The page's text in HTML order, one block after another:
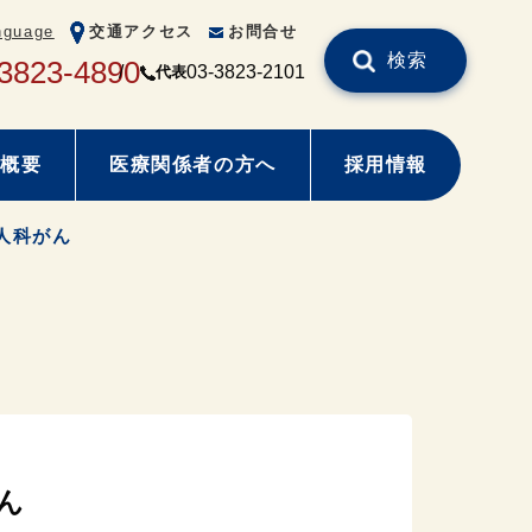
交通アクセス お問合せ
4890 代表03-3823-2101
検索
要 医療関係者の方へ 採用情報
科がん